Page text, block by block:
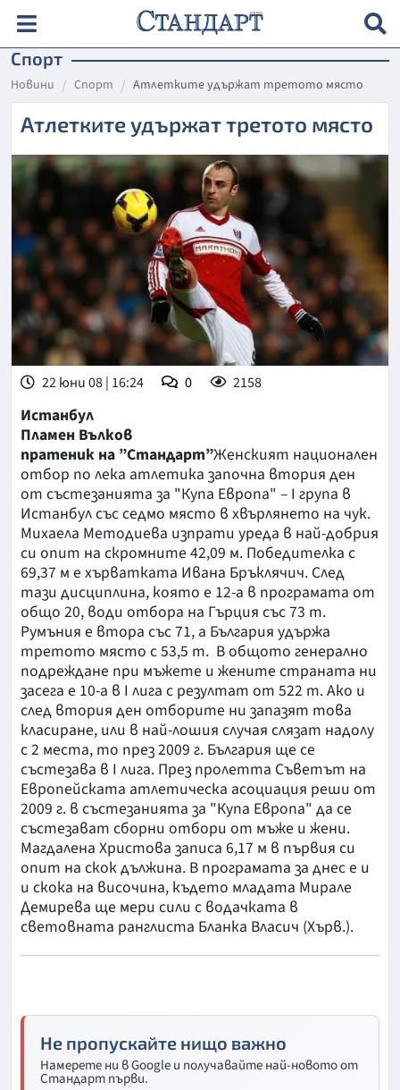
Спорт
Новини Спорт Атлетките удържат третото място
Атлетките удържат третото място
22 юни 08 | 16:24 0 2158
Истанбул
Пламен Вълков
пратеник на ”Стандарт”Женският национален
отбор по лека атлетика започна втория ден
от състезанията за "Купа Европа" – І група в
Истанбул със седмо място в хвърлянето на чук.
Михаела Методиева изпрати уреда в най-добрия
си опит на скромните 42,09 м. Победителка с
69,37 м е хърватката Ивана Бръклячич. След
тази дисциплина, която е 12-а в програмата от
общо 20, води отбора на Гърция със 73 т.
Румъния е втора със 71, а България удържа
третото място с 53,5 т. В общото генерално
подреждане при мъжете и жените страната ни
засега е 10-а в І лига с резултат от 522 т. Ако и
след втория ден отборите ни запазят това
класиране, или в най-лошия случая слязат надолу
с 2 места, то през 2009 г. България ще се
състезава в І лига. През пролетта Съветът на
Европейската атлетическа асоциация реши от
2009 г. в състезанията за "Купа Европа" да се
състезават сборни отбори от мъже и жени.
Магдалена Христова записа 6,17 м в първия си
опит на скок дължина. В програмата за днес е и
и скока на височина, където младата Мирале
Демирева ще мери сили с водачката в
световната ранглиста Бланка Власич (Хърв.).
Не пропускайте нищо важно
Намерете ни в Google и получавайте най-новото от
Стандарт първи.